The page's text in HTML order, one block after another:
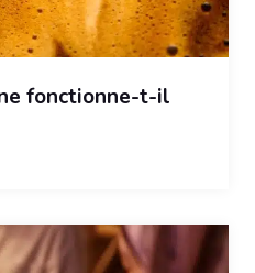
fonctionne-t-il